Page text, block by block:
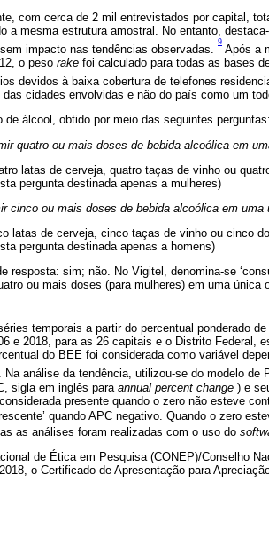
com cerca de 2 mil entrevistados por capital,
a mesma estrutura amostral. No entanto,
impacto nas tendências observadas.
9
Após a
o peso rake foi calculado para todas as bases
devidos à baixa cobertura de telefones
cidades envolvidas e não do país como um
álcool, obtido por meio das seguintes perguntas:
quatro ou mais doses de bebida alcoólica em
latas de cerveja, quatro taças de vinho ou
pergunta destinada apenas a mulheres)
cinco ou mais doses de bebida alcoólica em uma
latas de cerveja, cinco taças de vinho ou cinco
pergunta destinada apenas a homens)
resposta: sim; não. No Vigitel, denomina-se
ou mais doses (para mulheres) em uma única
temporais a partir do percentual ponderado
e 2018, para as 26 capitais e o Distrito Federal,
do BEE foi considerada como variável
análise da tendência, utilizou-se do modelo de
sigla em inglês para annual percent change ) e
presente quando o zero não esteve
quando APC negativo. Quando o zero
as análises foram realizadas com o uso do
de Ética em Pesquisa (CONEP)/Conselho
o Certificado de Apresentação para